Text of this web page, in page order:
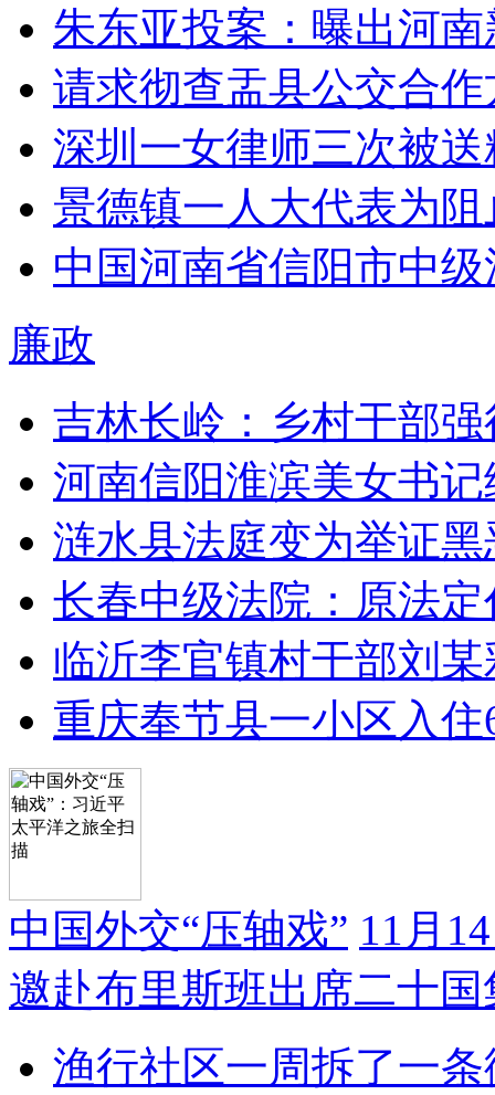
朱东亚投案：曝出河
请求彻查盂县公交合
深圳一女律师三次被
景德镇一人大代表为
中国河南省信阳市中
廉政
吉林长岭：乡村干部
河南信阳淮滨美女书
涟水县法庭变为举证
长春中级法院：原法
临沂李官镇村干部刘
重庆奉节县一小区入
中国外交“压轴戏” 11月
邀赴布里斯班出席二十
渔行社区一周拆了一